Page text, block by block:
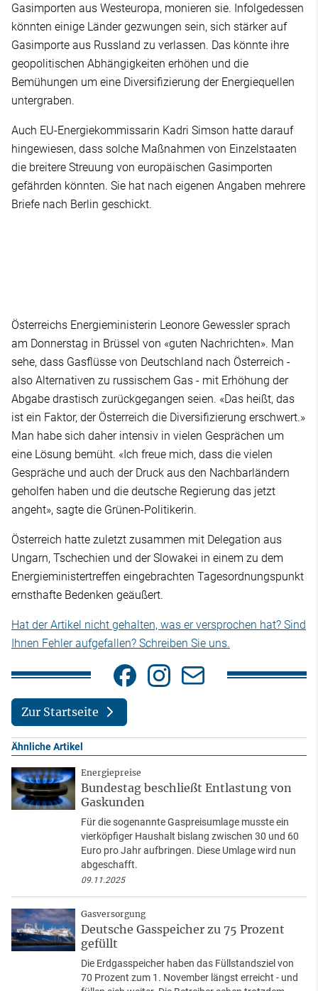
Gasimporten aus Westeuropa, monieren sie. Infolgedessen
könnten einige Länder gezwungen sein, sich stärker auf
Gasimporte aus Russland zu verlassen. Das könnte ihre
geopolitischen Abhängigkeiten erhöhen und die
Bemühungen um eine Diversifizierung der Energiequellen
untergraben.
Auch EU-Energiekommissarin Kadri Simson hatte darauf
hingewiesen, dass solche Maßnahmen von Einzelstaaten
die breitere Streuung von europäischen Gasimporten
gefährden könnten. Sie hat nach eigenen Angaben mehrere
Briefe nach Berlin geschickt.
Österreichs Energieministerin Leonore Gewessler sprach
am Donnerstag in Brüssel von «guten Nachrichten». Man
sehe, dass Gasflüsse von Deutschland nach Österreich -
also Alternativen zu russischem Gas - mit Erhöhung der
Abgabe drastisch zurückgegangen seien. «Das heißt, das
ist ein Faktor, der Österreich die Diversifizierung erschwert.»
Man habe sich daher intensiv in vielen Gesprächen um
eine Lösung bemüht. «Ich freue mich, dass die vielen
Gespräche und auch der Druck aus den Nachbarländern
geholfen haben und die deutsche Regierung das jetzt
angeht», sagte die Grünen-Politikerin.
Österreich hatte zuletzt zusammen mit Delegation aus
Ungarn, Tschechien und der Slowakei in einem zu dem
Energieministertreffen eingebrachten Tagesordnungspunkt
ernsthafte Bedenken geäußert.
Hat der Artikel nicht gehalten, was er versprochen hat? Sind
Ihnen Fehler aufgefallen? Schreiben Sie uns.
Zur Startseite
Ähnliche Artikel
Energiepreise
Bundestag beschließt Entlastung von
Gaskunden
Für die sogenannte Gaspreisumlage musste ein
vierköpfiger Haushalt bislang zwischen 30 und 60
Euro pro Jahr aufbringen. Diese Umlage wird nun
abgeschafft.
09.11.2025
Gasversorgung
Deutsche Gasspeicher zu 75 Prozent
gefüllt
Die Erdgasspeicher haben das Füllstandsziel von
70 Prozent zum 1. November längst erreicht - und